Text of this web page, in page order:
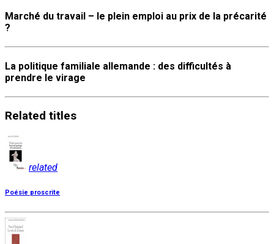
Marché du travail – le plein emploi au prix de la précarité
?
La politique familiale allemande : des difficultés à
prendre le virage
Related titles
related
Poésie proscrite